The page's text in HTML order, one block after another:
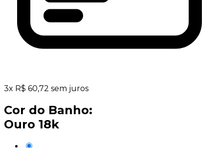
3x R$ 60,72 sem juros
Cor do Banho:
Ouro 18k